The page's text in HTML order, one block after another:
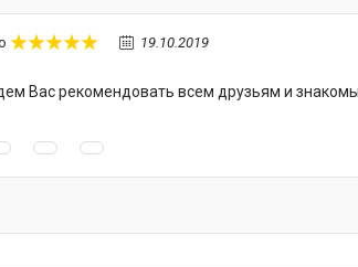
19.10.2019
Вас рекомендовать всем друзьям и